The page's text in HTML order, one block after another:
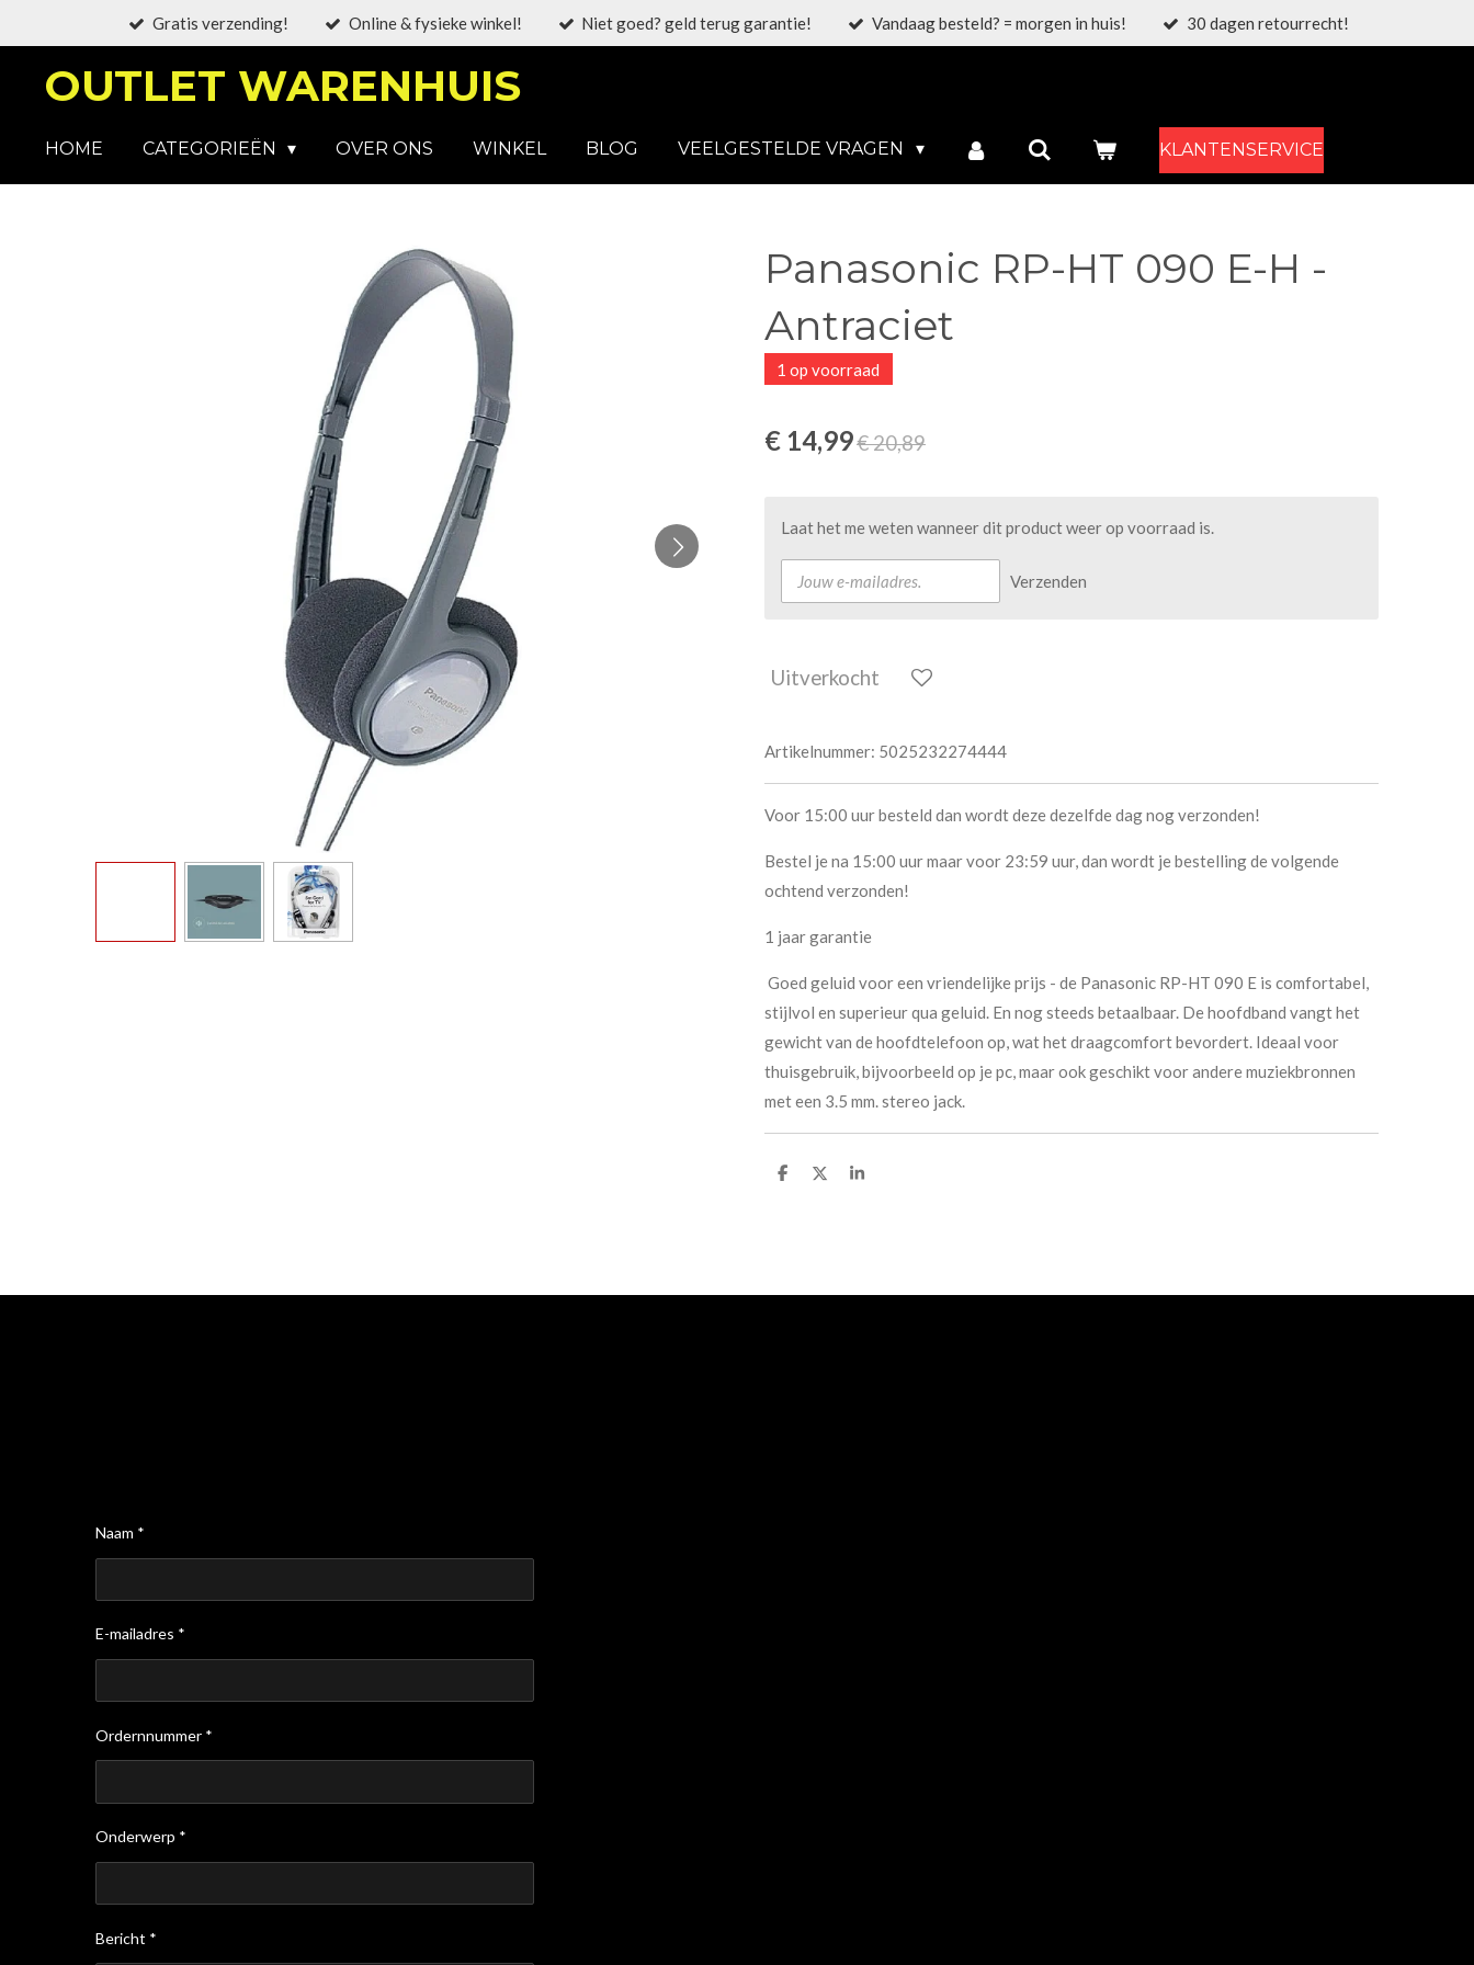
hoofdinhoud
Gratis verzending! Online & fysieke winkel! Niet goed? geld terug garantie! Vandaag besteld? = morgen in huis! 30 dagen retourrecht!
OUTLET WARENHUIS
HOME CATEGORIEËN OVER ONS WINKEL BLOG VEELGESTELDE VRAGEN KLANTENSERVICE
Panasonic RP-HT 090 E-H -
Antraciet
1 op voorraad
€ 14,99€ 20,89
Laat het me weten wanneer dit product weer op voorraad is.
Verzenden
Uitverkocht
Artikelnummer: 5025232274444
Voor 15:00 uur besteld dan wordt deze dezelfde dag nog verzonden!
Bestel je na 15:00 uur maar voor 23:59 uur, dan wordt je bestelling de volgende
ochtend verzonden!
1 jaar garantie
Goed geluid voor een vriendelijke prijs - de Panasonic RP-HT 090 E is comfortabel,
stijlvol en superieur qua geluid. En nog steeds betaalbaar. De hoofdband vangt het
gewicht van de hoofdtelefoon op, wat het draagcomfort bevordert. Ideaal voor
thuisgebruik, bijvoorbeeld op je pc, maar ook geschikt voor andere muziekbronnen
met een 3.5 mm. stereo jack.
D
D
S
Naam *
E-mailadres *
Ordernnummer *
Onderwerp *
Bericht *